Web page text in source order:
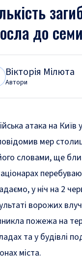
до семи
Вікторія Мілюта
Автори
атака на
мер
словами, ще
у ніч на 2
ворожих
пожежа на
та у будівлі
міста.